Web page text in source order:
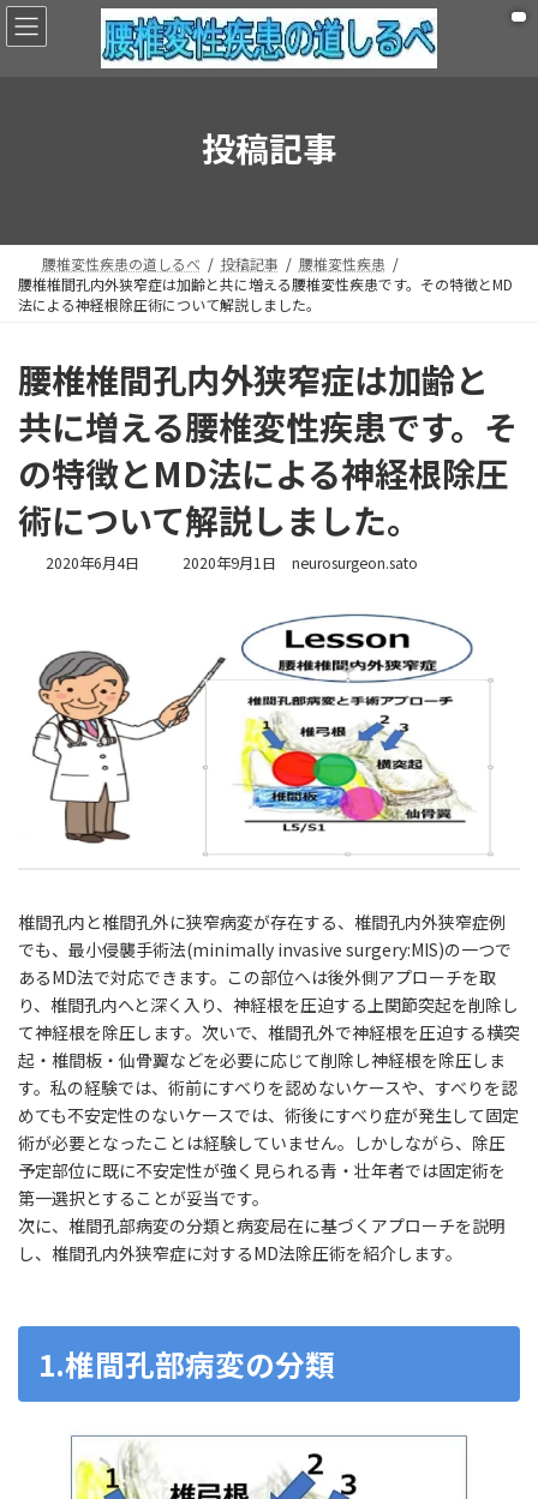
コ
ン
ナ
ビ
投稿記事
腰椎変性疾患の道しるべ 投稿記事
腰椎変性疾患
腰椎椎間孔内外狭窄症は加齢と共に増える腰椎変性疾患です。その特徴とMD
法による神経根除圧術について解説しました。
腰椎椎間孔内外狭窄症は加齢と
共に増える腰椎変性疾患です。そ
の特徴とMD法による神経根除圧
術について解説しました。
2020年6月4日
最
:
2020年9月1日 neurosurgeon.sato
椎間孔内と椎間孔外に狭窄病変が存在する、椎間孔内外狭窄症例
でも、最小侵襲手術法(minimally invasive surgery:MIS)の一つで
あるMD法で対応できます。この部位へは後外側アプローチを取
り、椎間孔内へと深く入り、神経根を圧迫する上関節突起を削除し
て神経根を除圧します。次いで、椎間孔外で神経根を圧迫する横突
起・椎間板・仙骨翼などを必要に応じて削除し神経根を除圧しま
す。私の経験では、術前にすべりを認めないケースや、すべりを認
めても不安定性のないケースでは、術後にすべり症が発生して固定
術が必要となったことは経験していません。しかしながら、除圧
予定部位に既に不安定性が強く見られる青・壮年者では固定術を
第一選択とすることが妥当です。
次に、椎間孔部病変の分類と病変局在に基づくアプローチを説明
し、椎間孔内外狭窄症に対するMD法除圧術を紹介します。
1.椎間孔部病変の分類